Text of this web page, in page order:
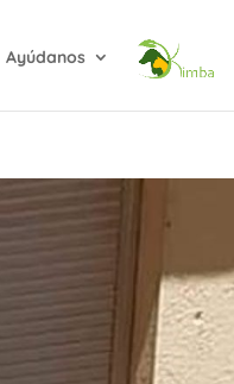
Ayúdanos